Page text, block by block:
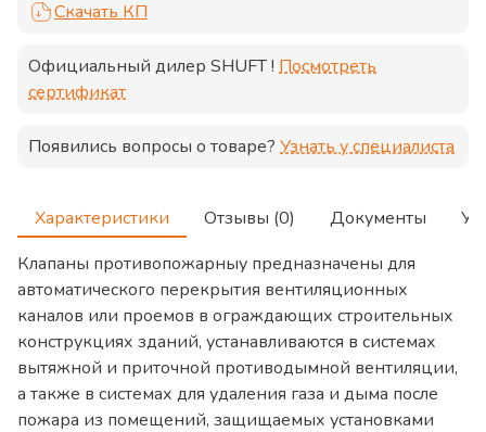
Скачать КП
Официальный дилер SHUFT! Посмотреть
сертификат
Появились вопросы о товаре? Узнать у специалиста
Характеристики Отзывы (0) Документы
Клапаны противопожарныу предназначены для
автоматического перекрытия вентиляционных
каналов или проемов в ограждающих строительных
конструкциях зданий, устанавливаются в системах
вытяжной и приточной противодымной вентиляции,
а также в системах для удаления газа и дыма после
пожара из помещений, защищаемых установками